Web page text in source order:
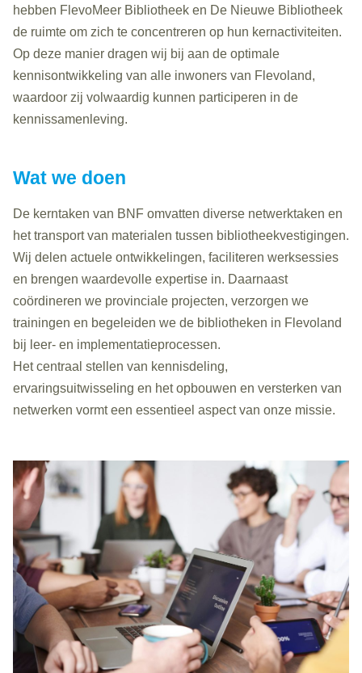
hebben FlevoMeer Bibliotheek en De Nieuwe Bibliotheek
de ruimte om zich te concentreren op hun kernactiviteiten.
Op deze manier dragen wij bij aan de optimale
kennisontwikkeling van alle inwoners van Flevoland,
waardoor zij volwaardig kunnen participeren in de
kennissamenleving.
Wat we doen
De kerntaken van BNF omvatten diverse netwerktaken en
het transport van materialen tussen bibliotheekvestigingen.
Wij delen actuele ontwikkelingen, faciliteren werksessies
en brengen waardevolle expertise in. Daarnaast
coördineren we provinciale projecten, verzorgen we
trainingen en begeleiden we de bibliotheken in Flevoland
bij leer- en implementatieprocessen.
Het centraal stellen van kennisdeling,
ervaringsuitwisseling en het opbouwen en versterken van
netwerken vormt een essentieel aspect van onze missie.